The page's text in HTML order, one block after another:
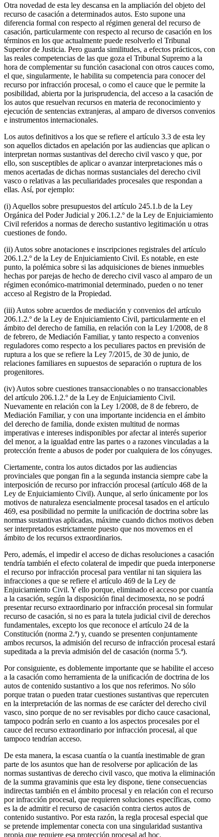
Otra novedad de esta ley descansa en la ampliación del objeto del
recurso de casación a determinados autos. Esto supone una
diferencia formal con respecto al régimen general del recurso de
casación, particularmente con respecto al recurso de casación en los
términos en los que actualmente puede resolverlo el Tribunal
Superior de Justicia. Pero guarda similitudes, a efectos prácticos, con
las reales competencias de las que goza el Tribunal Supremo a la
hora de complementar su función casacional con otros cauces como,
el que, singularmente, le habilita su competencia para conocer del
recurso por infracción procesal, o como el cauce que le permite la
posibilidad, abierta por la jurisprudencia, del acceso a la casación de
los autos que resuelvan recursos en materia de reconocimiento y
ejecución de sentencias extranjeras, al amparo de diversos convenios
e instrumentos internacionales.
Los autos definitivos a los que se refiere el artículo 3.3 de esta ley
son aquellos dictados en apelación por las audiencias que aplican o
interpretan normas sustantivas del derecho civil vasco y que, por
ello, son susceptibles de aplicar o avanzar interpretaciones más o
menos acertadas de dichas normas sustanciales del derecho civil
vasco o relativas a las peculiaridades procesales que respondan a
ellas. Así, por ejemplo:
(i) Aquellos sobre presupuestos del artículo 245.1.b de la Ley
Orgánica del Poder Judicial y 206.1.2.º de la Ley de Enjuiciamiento
Civil referidos a normas de derecho sustantivo legitimación u otras
cuestiones de fondo.
(ii) Autos sobre anotaciones e inscripciones registrales del artículo
206.1.2.º de la Ley de Enjuiciamiento Civil. Es notable, en este
punto, la polémica sobre si las adquisiciones de bienes inmuebles
hechas por parejas de hecho de derecho civil vasco al amparo de un
régimen económico-matrimonial determinado, pueden o no tener
acceso al Registro de la Propiedad.
(iii) Autos sobre acuerdos de mediación y convenios del artículo
206.1.2.º de la Ley de Enjuiciamiento Civil, particularmente en el
ámbito del derecho de familia, en relación con la Ley 1/2008, de 8
de febrero, de Mediación Familiar, y tanto respecto a convenios
reguladores como respecto a los peculiares pactos en previsión de
ruptura a los que se refiere la Ley 7/2015, de 30 de junio, de
relaciones familiares en supuestos de separación o ruptura de los
progenitores.
(iv) Autos sobre cuestiones transaccionables o no transaccionables
del artículo 206.1.2.º de la Ley de Enjuiciamiento Civil.
Nuevamente en relación con la Ley 1/2008, de 8 de febrero, de
Mediación Familiar, y con una importante incidencia en el ámbito
del derecho de familia, donde existen multitud de normas
imperativas e intereses indisponibles por afectar al interés superior
del menor, a la igualdad entre las partes o a razones vinculadas a la
protección frente a abusos de poder por cualquiera de los cónyuges.
Ciertamente, contra los autos dictados por las audiencias
provinciales que pongan fin a la segunda instancia siempre cabe la
interposición de recurso por infracción procesal (artículo 468 de la
Ley de Enjuiciamiento Civil). Aunque, al serlo únicamente por los
motivos de naturaleza esencialmente procesal tasados en el artículo
469, esa posibilidad no permite la unificación de doctrina sobre las
normas sustantivas aplicadas, máxime cuando dichos motivos deben
ser interpretados estrictamente puesto que nos movemos en el
ámbito de los recursos extraordinarios.
Pero, además, el impedir el acceso de dichas resoluciones a casación
tendría también el efecto colateral de impedir que pueda interponerse
el recurso por infracción procesal para ventilar ni tan siquiera las
infracciones a que se refiere el artículo 469 de la Ley de
Enjuiciamiento Civil. Y ello porque, eliminado el acceso por cuantía
a la casación, según la disposición final decimosexta, no se podrá
presentar recurso extraordinario por infracción procesal sin formular
recurso de casación, si no es para la tutela judicial civil de derechos
fundamentales, excepto los que reconoce el artículo 24 de la
Constitución (norma 2.ª) y, cuando se presenten conjuntamente
ambos recursos, la admisión del recurso de infracción procesal estará
supeditada a la previa admisión del de casación (norma 5.ª).
Por consiguiente, es doblemente importante que se habilite el acceso
a la casación como herramienta de la unificación de doctrina de los
autos de contenido sustantivo a los que nos referimos. No sólo
porque tratan o pueden tratar cuestiones sustantivas que repercuten
en la interpretación de las normas de ese carácter del derecho civil
vasco, sino porque de no ser revisables por dicho cauce casacional,
tampoco podrán serlo en cuanto a los aspectos procesales por el
cauce del recurso extraordinario por infracción procesal, al que
tampoco tendrían acceso.
De esta manera, la escasa cuantía o la cuantía inestimable de gran
parte de los asuntos que han de resolverse por aplicación de las
normas sustantivas de derecho civil vasco, que motiva la eliminación
de la summa gravaminis que esta ley dispone, tiene consecuencias
indirectas también en el ámbito procesal y en relación con el recurso
por infracción procesal, que requieren soluciones específicas, como
es la de admitir el recurso de casación contra ciertos autos de
contenido sustantivo. Por esta razón, la regla procesal especial que
se pretende implementar conecta con una singularidad sustantiva
propia que requiere esa protección procesal ad hoc.